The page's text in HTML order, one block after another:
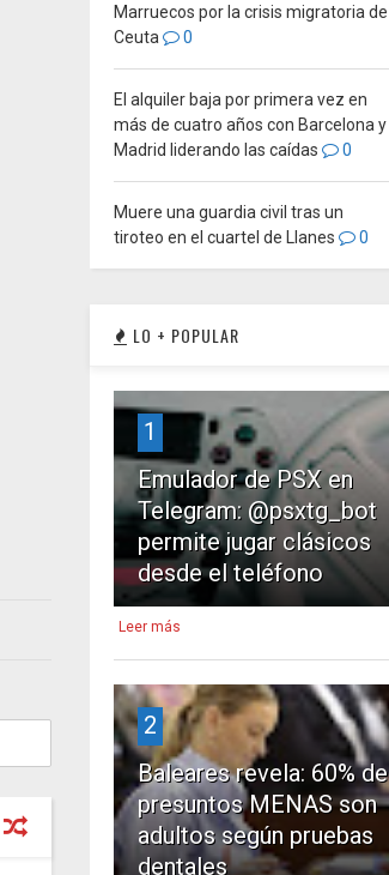
Marruecos por la crisis migratoria de
Ceuta
0
El alquiler baja por primera vez en
más de cuatro años con Barcelona y
Madrid liderando las caídas
0
Muere una guardia civil tras un
tiroteo en el cuartel de Llanes
0
LO + POPULAR
1
Emulador de PSX en
Telegram: @psxtg_bot
permite jugar clásicos
desde el teléfono
Leer más
2
Baleares revela: 60% de
presuntos MENAS son
adultos según pruebas
dentales